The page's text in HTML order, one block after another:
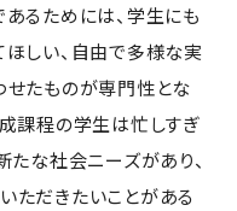
るためには、学生にも
しい、自由で多様な実
せたものが専門性とな
課程の学生は忙しすぎ
たな社会ニーズがあり、
ただきたいことがある